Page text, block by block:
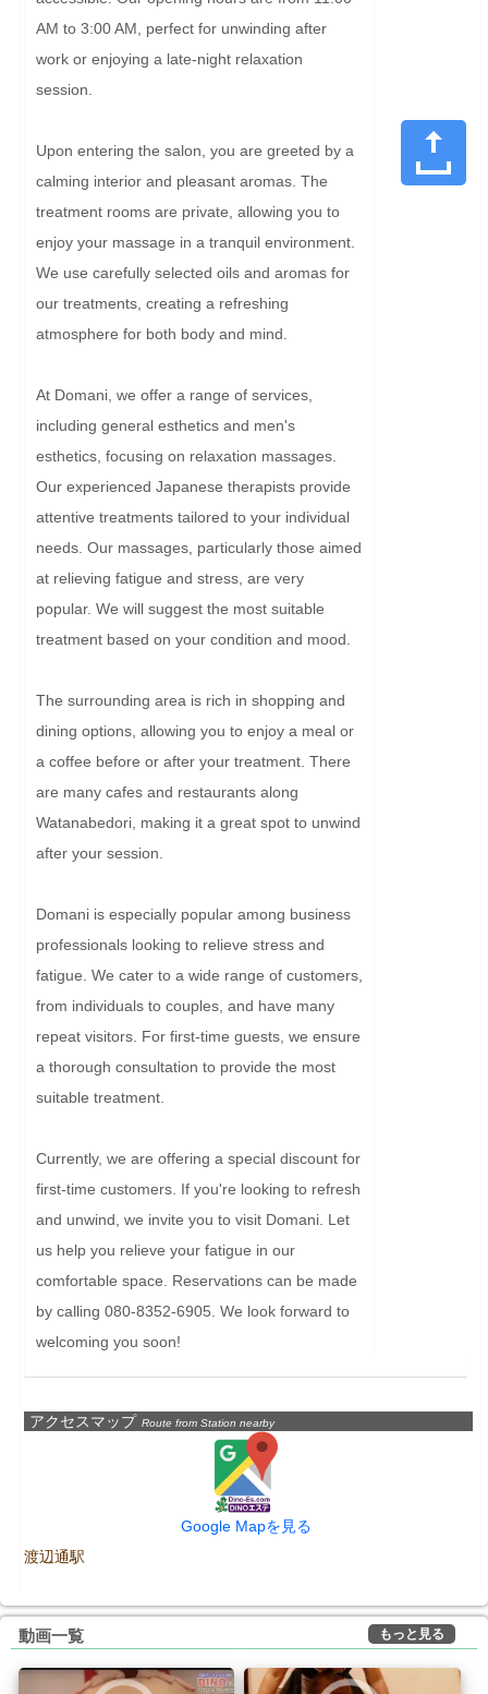
AM to 3:00 AM, perfect for unwinding after
work or enjoying a late-night relaxation
session.
Upon entering the salon, you are greeted by a
calming interior and pleasant aromas. The
treatment rooms are private, allowing you to
enjoy your massage in a tranquil environment.
We use carefully selected oils and aromas for
our treatments, creating a refreshing
atmosphere for both body and mind.
At Domani, we offer a range of services,
including general esthetics and men's
esthetics, focusing on relaxation massages.
Our experienced Japanese therapists provide
attentive treatments tailored to your individual
needs. Our massages, particularly those aimed
at relieving fatigue and stress, are very
popular. We will suggest the most suitable
treatment based on your condition and mood.
The surrounding area is rich in shopping and
dining options, allowing you to enjoy a meal or
a coffee before or after your treatment. There
are many cafes and restaurants along
Watanabedori, making it a great spot to unwind
after your session.
Domani is especially popular among business
professionals looking to relieve stress and
fatigue. We cater to a wide range of customers,
from individuals to couples, and have many
repeat visitors. For first-time guests, we ensure
a thorough consultation to provide the most
suitable treatment.
Currently, we are offering a special discount for
first-time customers. If you're looking to refresh
and unwind, we invite you to visit Domani. Let
us help you relieve your fatigue in our
comfortable space. Reservations can be made
by calling 080-8352-6905. We look forward to
welcoming you soon!
アクセスマップ Route from Station nearby
Google Mapを見る
渡辺通駅
動画一覧 もっと見る